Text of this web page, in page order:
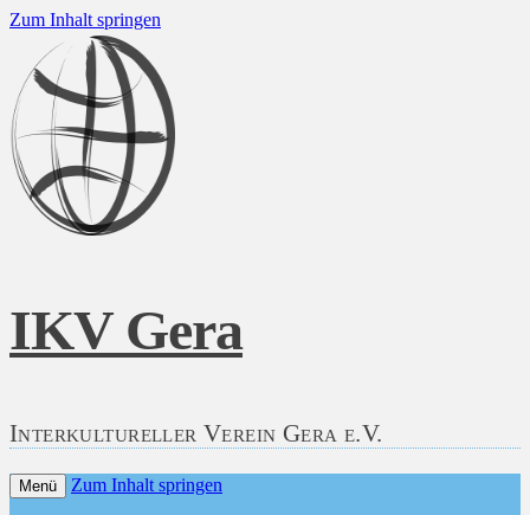
Zum Inhalt springen
IKV Gera
Interkultureller Verein Gera e.V.
Menü Zum Inhalt springen